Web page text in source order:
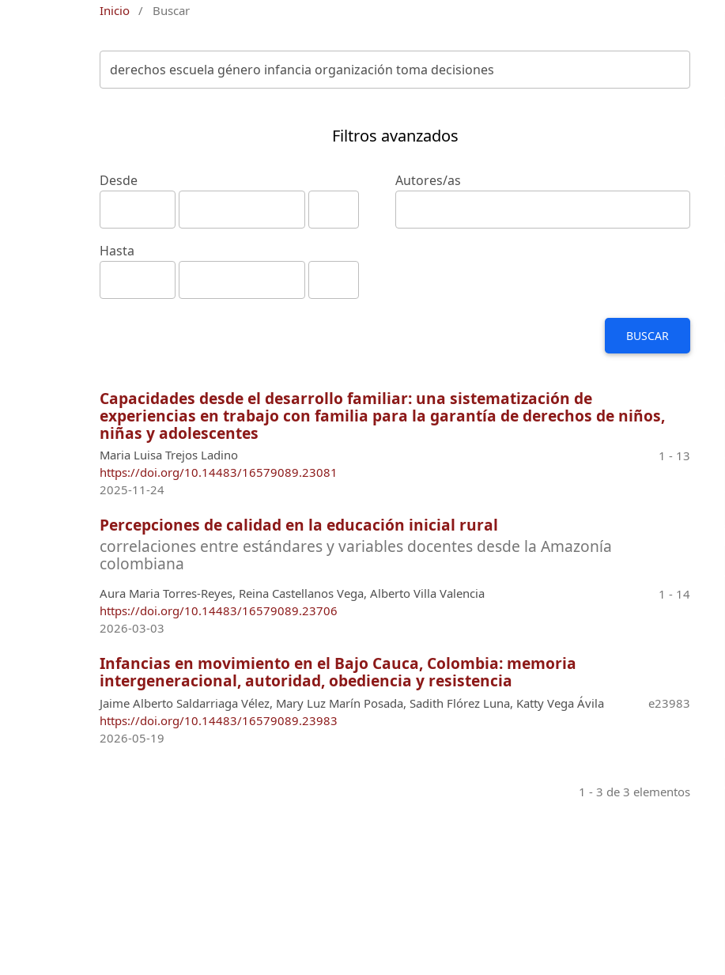
Inicio / Buscar
Filtros avanzados
Desde
Hasta
Autores/as
BUSCAR
Capacidades desde el desarrollo familiar: una sistematización de
experiencias en trabajo con familia para la garantía de derechos de niños,
niñas y adolescentes
Maria Luisa Trejos Ladino
https://doi.org/10.14483/16579089.23081
1 - 13
2025-11-24
Percepciones de calidad en la educación inicial rural
correlaciones entre estándares y variables docentes desde la Amazonía
colombiana
Aura Maria Torres-Reyes, Reina Castellanos Vega, Alberto Villa Valencia
https://doi.org/10.14483/16579089.23706
1 - 14
2026-03-03
Infancias en movimiento en el Bajo Cauca, Colombia: memoria
intergeneracional, autoridad, obediencia y resistencia
Jaime Alberto Saldarriaga Vélez, Mary Luz Marín Posada, Sadith Flórez Luna, Katty Vega Ávila
https://doi.org/10.14483/16579089.23983
e23983
2026-05-19
1 - 3 de 3 elementos